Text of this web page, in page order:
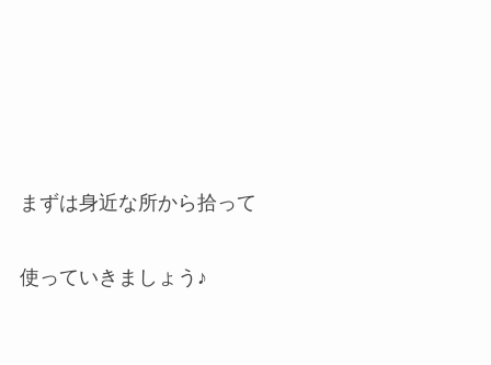
まずは身近な所から拾って
使っていきましょう♪